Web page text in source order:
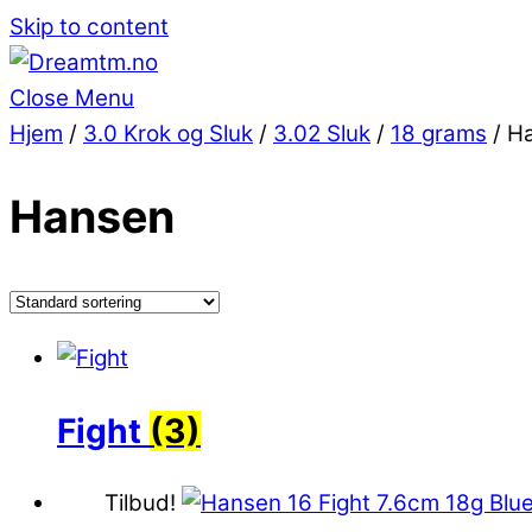
Skip to content
Close Menu
Hjem / 3.0 Krok og Sluk / 3.02 Sluk / 18 grams /
Hansen
Fight (3)
Tilbud!